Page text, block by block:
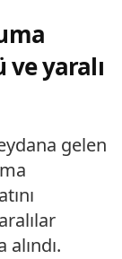
ve yaralı
gelen